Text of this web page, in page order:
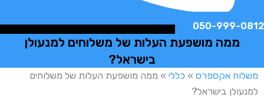
050-999-
ממה מושפעת העלות של משלוחים למנעולן
בישראל?
אקספרס»כללי»ממה מושפעת העלות של משלוחים
בישראל?